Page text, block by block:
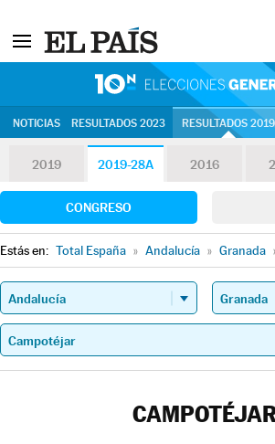
NOTICIAS RESULTADOS 2023 RESULTADOS 2019
2019 2019-28A 2016
CONGRESO
Estás en: Total España » Andalucía » Granada